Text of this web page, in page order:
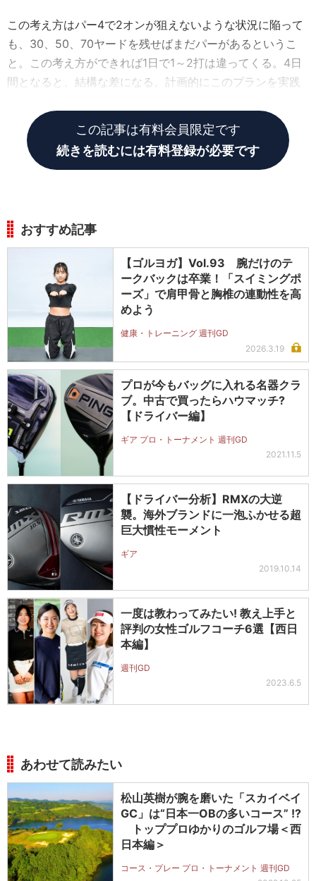
この考え方はパー4で2オンが狙えないような状況に陥って
も、30、50、70ヤードを残せばまだパーがあるというこ
と。この考え方ができれば1日で1～2打は違ってくる。4日
間となると、結構な差になる。計画的にこのプランを実践
この記事は有料会員限定です
続きを読むには有料登録が必要です
おすすめ記事
【ゴルヨガ】Vol.93 腕だけのテ
ークバックは卒業！「スイミングポ
ーズ」で肩甲骨と胸椎の連動性を高
めよう
健康・トレーニング 週刊GD
2026.3.19
プロが今もバッグに入れる名器クラ
ブ。中古で買ったらハウマッチ?
【ドライバー編】
ギア プロ・トーナメント 週刊GD
2021.11.5
【ドライバー分析】RMXの大逆
襲。海外ブランドに一泡ふかせる超
巨大慣性モーメント
ギア
2019.10.14
一度は教わってみたい! 教え上手と
評判の女性ゴルフコーチ6選【西日
本編】
週刊GD
2023.6.5
あわせて読みたい
松山英樹が腕を磨いた「スカイベイ
GC」は“日本一OBの多いコース” !?
トッププロゆかりのゴルフ場＜西
日本編＞
コース・プレー プロ・トーナメント 週刊GD